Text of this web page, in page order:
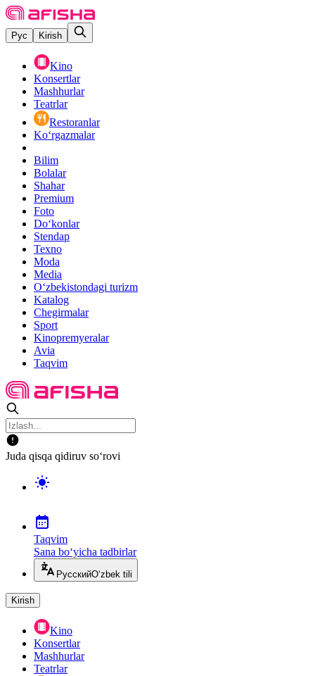
Рус Kirish
Kino
Konsertlar
Mashhurlar
Teatrlar
Restoranlar
Ko‘rgazmalar
Bilim
Bolalar
Shahar
Premium
Foto
Do‘konlar
Stendap
Texno
Moda
Media
O‘zbekistondagi turizm
Katalog
Chegirmalar
Sport
Kinopremyeralar
Avia
Taqvim
Juda qisqa qidiruv so‘rovi
Taqvim
Sana bo‘yicha tadbirlar
РусскийO‘zbek tili
Kirish
Kino
Konsertlar
Mashhurlar
Teatrlar